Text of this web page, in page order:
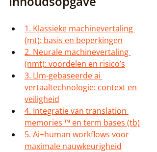
1. Klassieke machinevertaling
(mt): basis en beperkingen
2. Neurale machinevertaling
(nmt): voordelen en risico’s
3. Llm-gebaseerde ai
vertaaltechnologie: context en
veiligheid
4. Integratie van translation
memories ™ en term bases (tb)
5. Ai+human workflows voor
maximale nauwkeurigheid